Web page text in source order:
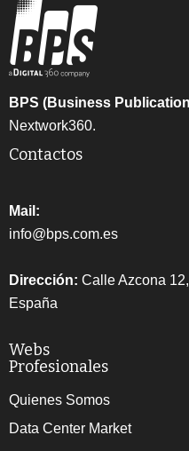
BPS (Business
Nextwork360.
Contactos
Mail:
info@bps.com.es
Dirección: Calle Azcona
España
Webs
Profesionales
Quienes Somos
Data Center Market